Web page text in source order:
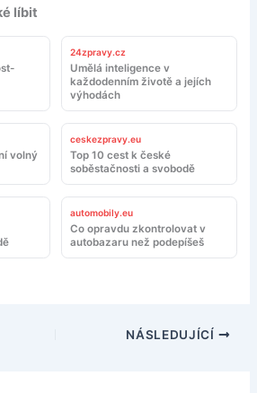
líbit
24zpravy.cz
Umělá inteligence v
každodenním životě a jejích
výhodách
volný
ceskezpravy.eu
Top 10 cest k české
soběstačnosti a svobodě
automobily.eu
Co opravdu zkontrolovat v
autobazaru než podepíšeš
NÁSLEDUJÍCÍ